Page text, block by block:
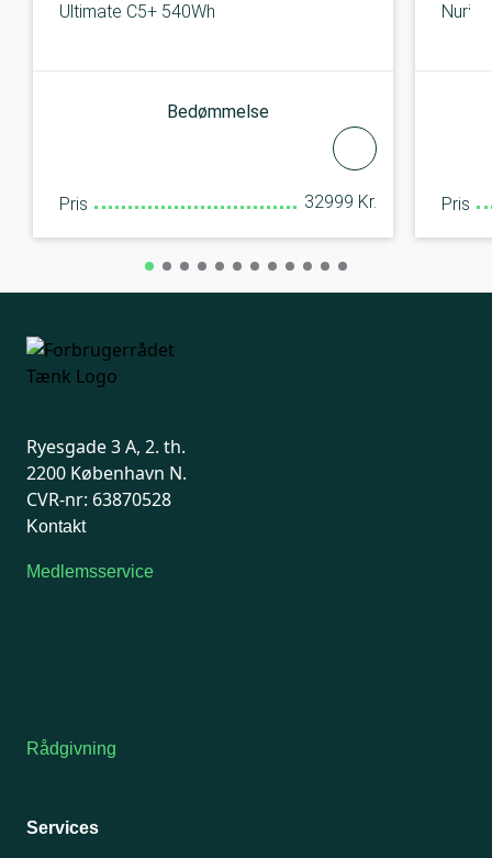
Ultimate C5+ 540Wh
Bedømmelse
Pris 32999 Kr. Pris
Ryesgade 3 A, 2. th.
2200 København N.
CVR-nr: 63870528
Kontakt
Medlemsservice
Rådgivning
Services